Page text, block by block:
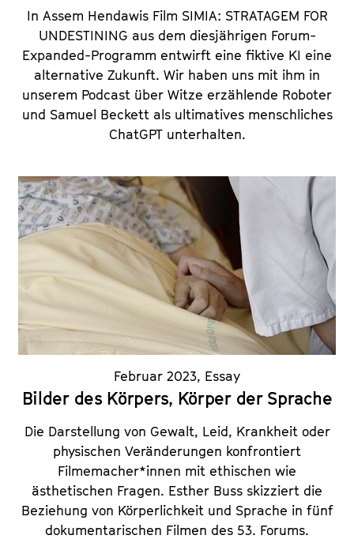
In Assem Hendawis Film SIMIA: STRATAGEM FOR
UNDESTINING aus dem diesjährigen Forum-
Expanded-Programm entwirft eine fiktive KI eine
alternative Zukunft. Wir haben uns mit ihm in
unserem Podcast über Witze erzählende Roboter
und Samuel Beckett als ultimatives menschliches
ChatGPT unterhalten.
Februar 2023, Essay
Bilder des Körpers, Körper der Sprache
Die Darstellung von Gewalt, Leid, Krankheit oder
physischen Veränderungen konfrontiert
Filmemacher*innen mit ethischen wie
ästhetischen Fragen. Esther Buss skizziert die
Beziehung von Körperlichkeit und Sprache in fünf
dokumentarischen Filmen des 53. Forums.